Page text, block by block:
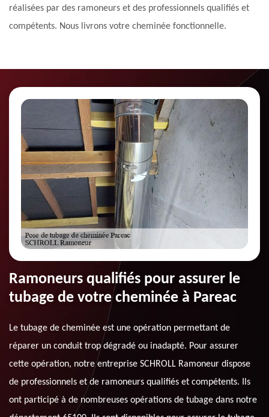
réalisées par des ramoneurs et des professionnels qualifiés et
compétents. Nous livrons votre cheminée fonctionnelle.
Ramoneurs qualifiés pour assurer le
tubage de votre cheminée à Pareac
Le tubage de cheminée est une opération permettant de
réparer un conduit trop dégradé ou inadapté. Pour assurer
cette opération, notre entreprise SCHROLL Ramoneur dispose
de professionnels et de ramoneurs qualifiés et compétents. Ils
ont participé à de nombreuses opérations de tubage dans notre